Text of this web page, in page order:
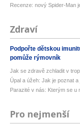
Recenze: nový Spider-Man
Zdraví
Podpořte dětskou
pomůže rýmovník
Jak se zdravě zchladit v
Úpal a úžeh: Jak je poznat
Parazité v nás: Kterým se u
Pro nejmenší